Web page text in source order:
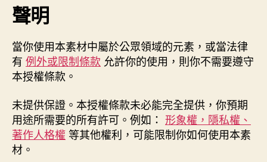
聲明
當你使用本素材中屬於公眾領域的元素，或當法律
有 例外或限制條款 允許你的使用，則你不需要遵守
本授權條款。
未提供保證。本授權條款未必能完全提供，你預期
用途所需要的所有許可。例如： 形象權，隱私權、
著作人格權 等其他權利，可能限制你如何使用本素
材。